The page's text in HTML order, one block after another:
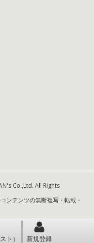
ト） 新規登録
Co.,Ltd. All Rights
ンテンツの無断複写・転載・